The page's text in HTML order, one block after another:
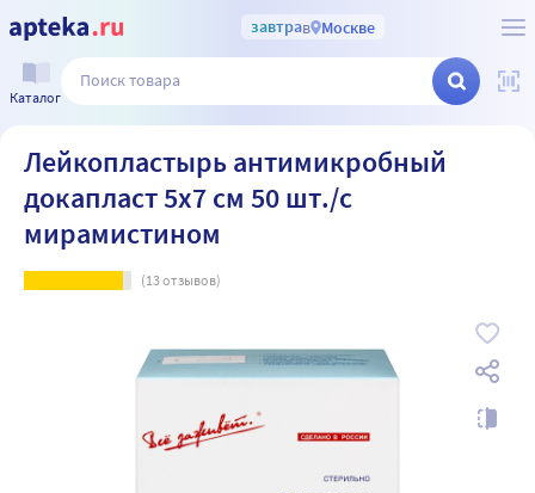
завтрав Москве
Каталог
Лейкопластырь антимикробный
докапласт 5х7 см 50 шт./с
мирамистином
(13отзывов)